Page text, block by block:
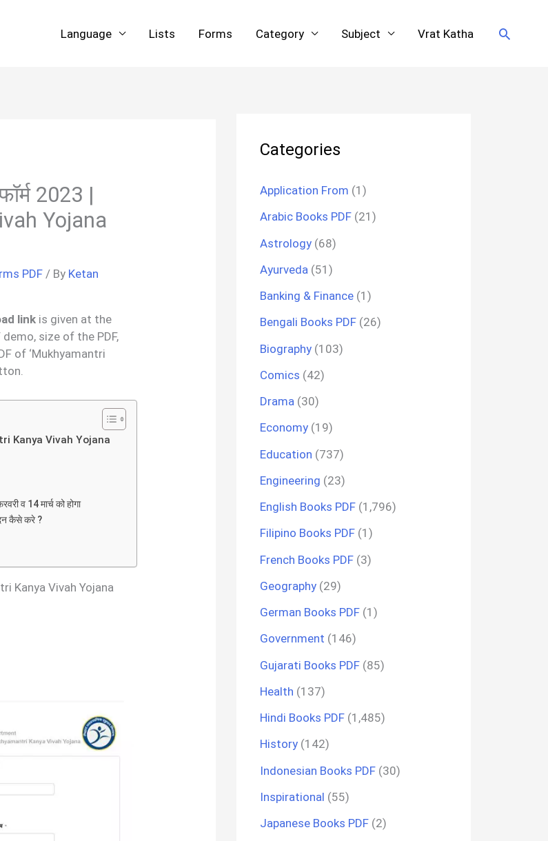
Language Lists Forms Category Subject Vrat Katha Search
2023 |
Yojana
PDF / By Ketan
link is given at the
size of the PDF,
of ‘Mukhyamantri
Kanya Vivah Yojana
व 14 मार्च को होगा
कैसे करे ?
Kanya Vivah Yojana
Categories
Application From (1)
Arabic Books PDF (21)
Astrology (68)
Ayurveda (51)
Banking & Finance (1)
Bengali Books PDF (26)
Biography (103)
Comics (42)
Drama (30)
Economy (19)
Education (737)
Engineering (23)
English Books PDF (1,796)
Filipino Books PDF (1)
French Books PDF (3)
Geography (29)
German Books PDF (1)
Government (146)
Gujarati Books PDF (85)
Health (137)
Hindi Books PDF (1,485)
History (142)
Indonesian Books PDF (30)
Inspirational (55)
Japanese Books PDF (2)